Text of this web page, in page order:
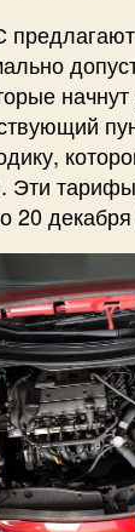
Эти
20 декабря